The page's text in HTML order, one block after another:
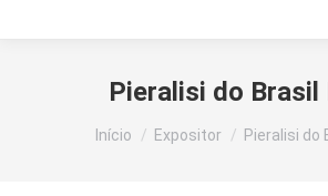
Pieralisi do Brasil
Você está aqui:
Início Expositor Pieralisi do